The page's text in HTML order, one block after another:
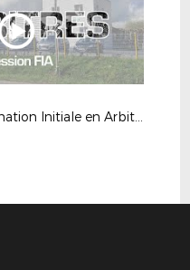
Retour sur la Formation Initiale en Arbitrage de juillet.